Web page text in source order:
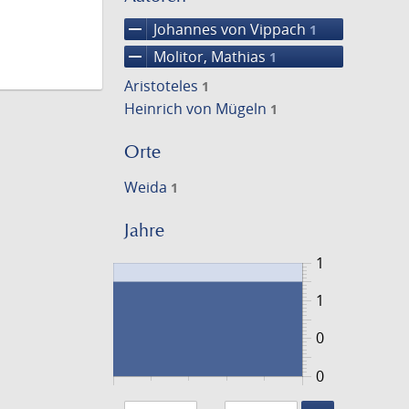
remove Johannes von Vippach 1
remove Molitor, Mathias 1
Aristoteles 1
Heinrich von Mügeln 1
Orte
Weida 1
Jahre
0
1
0
1
1463
1464